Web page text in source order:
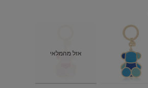
אזל מהמלאי